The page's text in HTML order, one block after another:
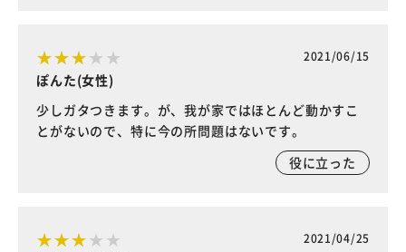
2021/06/15
ぽんた(女性)
少しガタつきます。が、我が家ではほとんど動かすこ
とがないので、特に今の所問題はないです。
役に立った
2021/04/25